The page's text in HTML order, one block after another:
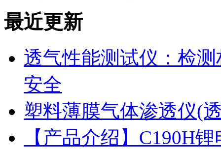
最近更新
透气性能测试仪：检
安全
塑料薄膜气体渗透仪(
【产品介绍】C190H